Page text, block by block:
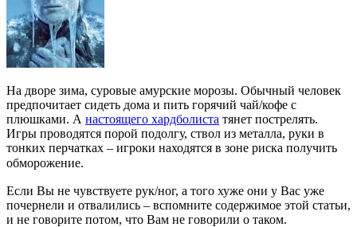
На дворе зима, суровые амурские морозы. Обычный человек
предпочитает сидеть дома и пить горячий чай/кофе с
плюшками. А настоящего хардболиста тянет пострелять.
Игры проводятся порой подолгу, ствол из металла, руки в
тонких перчатках – игроки находятся в зоне риска получить
обморожение.
Если Вы не чувствуете рук/ног, а того хуже они у Вас уже
почернели и отвалились – вспомните содержимое этой статьи,
и не говорите потом, что Вам не говорили о таком.